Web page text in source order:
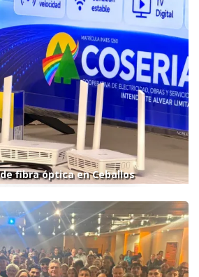
fibra óptica en Ceballos